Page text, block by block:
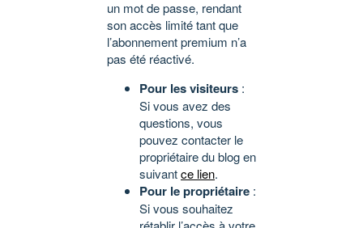
un mot de passe, rendant
son accès limité tant que
l’abonnement premium n’a
pas été réactivé.
Pour les visiteurs :
Si vous avez des
questions, vous
pouvez contacter le
propriétaire du blog en
suivantce lien.
Pour le propriétaire :
Si vous souhaitez